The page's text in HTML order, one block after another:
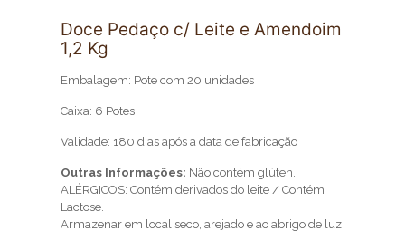
Doce Pedaço c/ Leite e Amendoim
1,2 Kg
Embalagem: Pote com 20 unidades
Caixa: 6 Potes
Validade: 180 dias após a data de fabricação
Outras Informações: Não contém glúten.
ALÉRGICOS: Contém derivados do leite / Contém
Lactose.
Armazenar em local seco, arejado e ao abrigo de luz